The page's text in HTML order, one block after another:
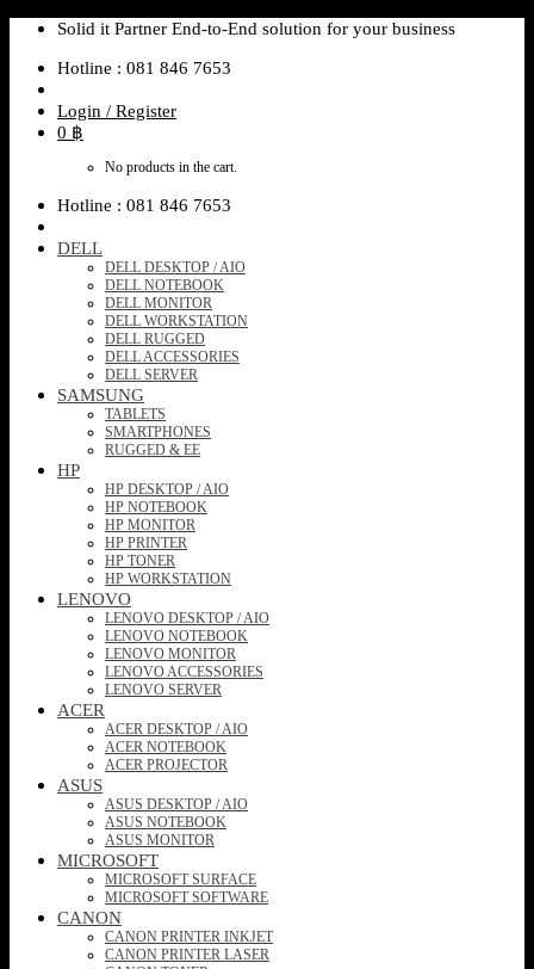
Skip
content
Solid it Partner End-to-End solution for your business
Hotline : 081 846 7653
Login / Register
0 ฿
No products in the cart.
Hotline : 081 846 7653
DELL
DELL DESKTOP / AIO
DELL NOTEBOOK
DELL MONITOR
DELL WORKSTATION
DELL RUGGED
DELL ACCESSORIES
DELL SERVER
SAMSUNG
TABLETS
SMARTPHONES
RUGGED & EE
HP
HP DESKTOP / AIO
HP NOTEBOOK
HP MONITOR
HP PRINTER
HP TONER
HP WORKSTATION
LENOVO
LENOVO DESKTOP / AIO
LENOVO NOTEBOOK
LENOVO MONITOR
LENOVO ACCESSORIES
LENOVO SERVER
ACER
ACER DESKTOP / AIO
ACER NOTEBOOK
ACER PROJECTOR
ASUS
ASUS DESKTOP / AIO
ASUS NOTEBOOK
ASUS MONITOR
MICROSOFT
MICROSOFT SURFACE
MICROSOFT SOFTWARE
CANON
CANON PRINTER INKJET
CANON PRINTER LASER